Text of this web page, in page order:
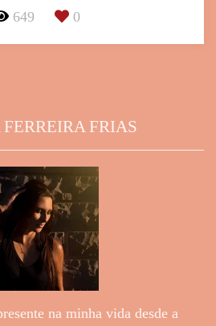
649 0
FRIAS
na minha vida desde a